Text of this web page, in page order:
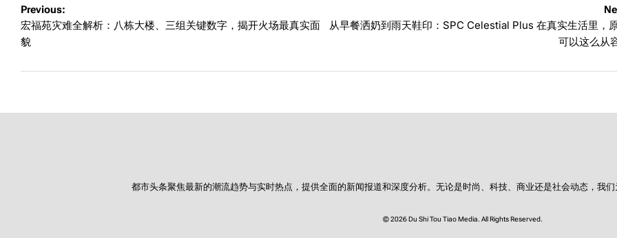
Post
navigation
Previous:
宏福苑灾难全解析：八栋大楼、三组关键数字，揭开火场最真实面
貌
从早餐洒奶到雨天鞋印：SPC Celestial Plus 在真实生活里，
可以这么从
都市头条聚焦最新的潮流趋势与实时热点，提供全面的新闻报道和深度分析。无论是时尚、科技、商业还是社会动态，我
© 2026 Du Shi Tou Tiao Media. All Rights Reserved.